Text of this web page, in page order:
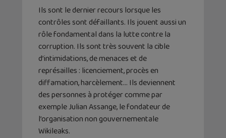
Ils sont le dernier recours lorsque les
contrôles sont défaillants. Ils jouent aussi un
rôle fondamental dans la lutte contre la
corruption. Ils sont très souvent la cible
d’intimidations, de menaces et de
représailles : licenciement, procès en
diffamation, harcèlement… Ils deviennent
des personnes à protéger comme par
exemple Julian Assange, le fondateur de
l’organisation non gouvernementale
Wikileaks.